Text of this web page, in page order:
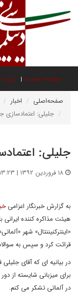
صفحه نخست
صفحه‌اصلی اخبار
جلیلی: اعتمادسازی
جلیلی:
به گزارش خبرنگار اعزامی
هیئت مذاکره کننده
«اینترکنیننتال» شهر
قرائت کرد و سپس به
در بیانیه ای که آقای
در آلماتی تشکر می کنم.